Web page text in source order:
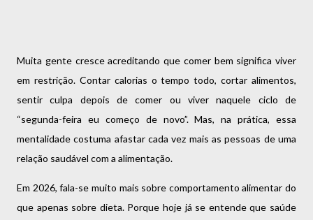
Muita gente cresce acreditando que comer bem significa viver
em restrição. Contar calorias o tempo todo, cortar alimentos,
sentir culpa depois de comer ou viver naquele ciclo de
“segunda-feira eu começo de novo”. Mas, na prática, essa
mentalidade costuma afastar cada vez mais as pessoas de uma
relação saudável com a alimentação.
Em 2026, fala-se muito mais sobre comportamento alimentar do
que apenas sobre dieta. Porque hoje já se entende que saúde